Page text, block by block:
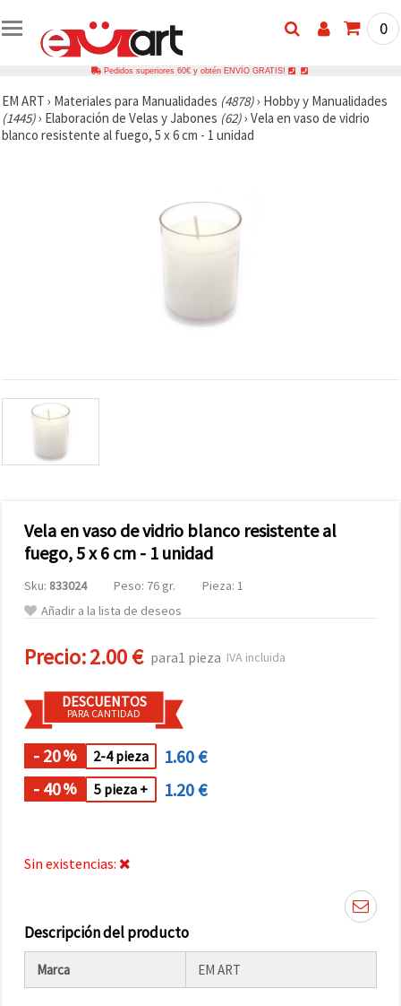
0
Pedidos superiores 60€ y obtén ENVÍO GRATIS!
EM ART › Materiales para Manualidades (4878)› Hobby y Manualidades
(1445)› Elaboración de Velas y Jabones (62)› Vela en vaso de vidrio
blanco resistente al fuego, 5 x 6 cm - 1 unidad
Vela en vaso de vidrio blanco resistente al
fuego, 5 x 6 cm - 1 unidad
Sku: 833024 Peso: 76 gr.
Pieza: 1
Añadir a la lista de deseos
Precio:2.00 € para1 pieza IVA incluida
DESCUENTOS
PARA CANTIDAD
- 20% 2-4 pieza
1.60 €
- 40% 5 pieza + 1.20 €
Sin existencias:
Descripción del producto
Marca EM ART